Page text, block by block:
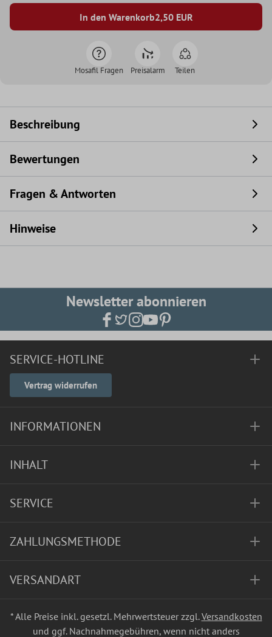
In den Warenkorb2,50EUR
Mosafil Fragen Preisalarm Teilen
Beschreibung
Bewertungen
Fragen & Antworten
Hinweise
Newsletter abonnieren
SERVICE-HOTLINE
Vertrag widerrufen
INFORMATIONEN
INHALT
SERVICE
ZAHLUNGSMETHODE
VERSANDART
* Alle Preise inkl. gesetzl. Mehrwertsteuer zzgl.Versandkosten
und ggf. Nachnahmegebühren, wenn nicht anders